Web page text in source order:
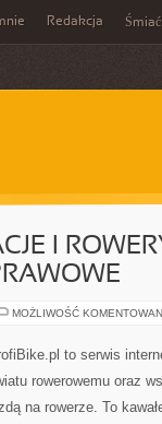
Redakcja Śmiać
I
MOŻLIWOŚĆ
to serwis
rowerowemu oraz
na rowerze. To